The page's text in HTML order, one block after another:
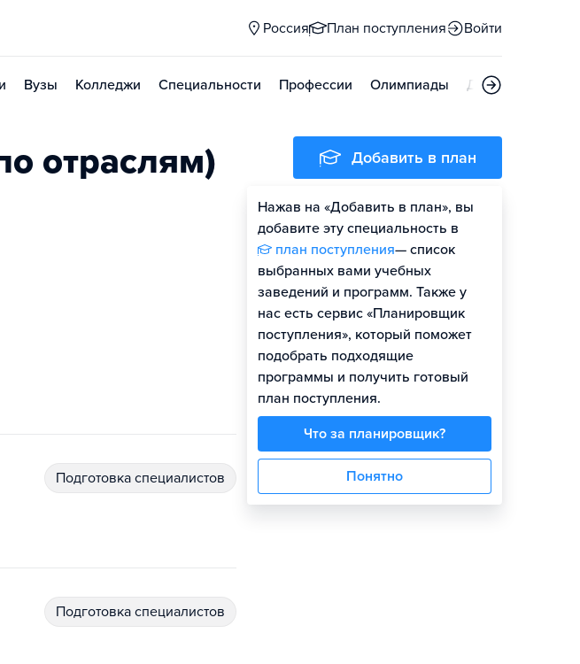
Россия План поступления Войти
Вузы Колледжи Специальности Профессии Олимпиады Дни открытых
отраслям)
подготовка специалистов
подготовка специалистов
Добавить в план
Нажав на «Добавить в план», вы
добавите эту специальность в
план поступления— список
выбранных вами учебных
заведений и программ. Также у
нас есть сервис «Планировщик
поступления», который поможет
подобрать подходящие
программы и получить готовый
план поступления.
Что за планировщик?
Понятно